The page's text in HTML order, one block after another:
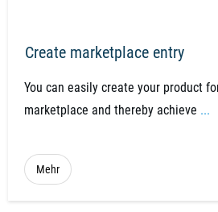
Create marketplace entry
You can easily create your product
marketplace and thereby achieve ...
Mehr